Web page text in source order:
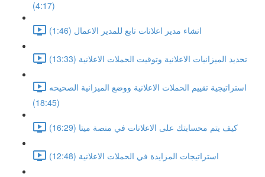
(4:17)
انشاء مدير اعلانات تابع للمدير الاعمال (1:46)
تحديد الميزانيات الاعلانية وتوقيت الحملات الاعلانية (13:33)
استراتيجية تقييم الحملات الاعلانية ووضع الميزانية الصحيحه
(18:45)
كيف يتم محسابتك على الاعلانات في منصة ميتا (16:29)
استراتيجات المزايدة في الحملات الاعلانية (12:48)